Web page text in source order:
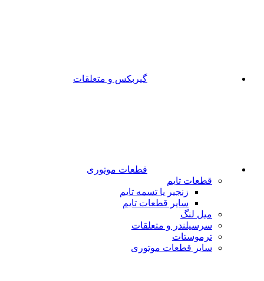
گیربکس و متعلقات
قطعات موتوری
قطعات تایم
زنجیر یا تسمه تایم
سایر قطعات تایم
میل لنگ
سرسیلندر و متعلقات
ترموستات
سایر قطعات موتوری